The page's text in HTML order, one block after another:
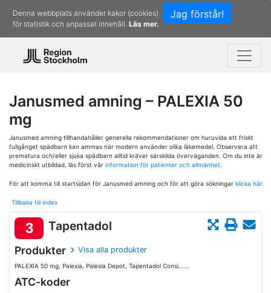
Jag förstår!
Denna webbplats använder kakor (cookies)
för statistik och anpassat innehåll. Läs mer.
Janusmed amning – PALEXIA 50
mg
Janusmed amning tillhandahåller generella rekommendationer om huruvida ett friskt
fullgånget spädbarn kan ammas när modern använder olika läkemedel. Observera att
prematura och/eller sjuka spädbarn alltid kräver särskilda överväganden. Om du inte är
medicinskt utbildad, läs först vår information för patienter och allmänhet.
För att komma till startsidan för Janusmed amning och för att göra sökningar klicka här.
Tillbaka till index
3 Tapentadol
Produkter Visa alla produkter
PALEXIA 50 mg, Palexia, Palexia Depot, Tapentadol Consi......
ATC-koder